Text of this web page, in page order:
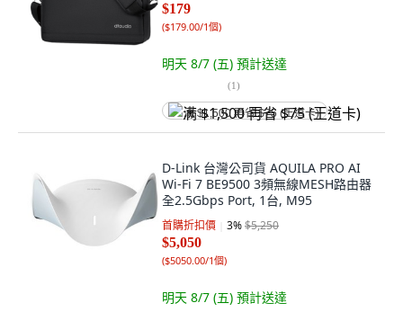
$179
($179.00/1個)
明天 8/7 (五) 預計送達
(1)
满 $1,500 再省 $75 (王道卡)
D-Link 台灣公司貨 AQUILA PRO AI
Wi-Fi 7 BE9500 3頻無線MESH路由器
全2.5Gbps Port, 1台, M95
首購折扣價 3%$5,250
$5,050
($5050.00/1個)
明天 8/7 (五) 預計送達